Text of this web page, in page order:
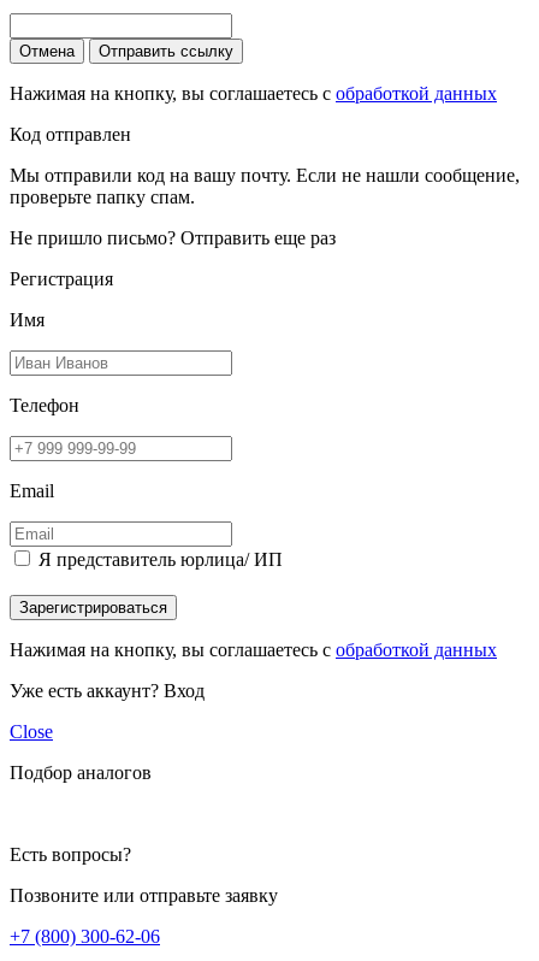
Отмена Отправить ссылку
Нажимая на кнопку, вы соглашаетесь с обработкой данных
Код отправлен
Мы отправили код на вашу почту. Если не нашли сообщение,
проверьте папку спам.
Не пришло письмо? Отправить еще раз
Регистрация
Имя
Телефон
Email
Я представитель юрлица/ ИП
Зарегистрироваться
Нажимая на кнопку, вы соглашаетесь с обработкой данных
Уже есть аккаунт? Вход
Close
Подбор аналогов
Есть вопросы?
Позвоните или отправьте заявку
+7 (800) 300-62-06